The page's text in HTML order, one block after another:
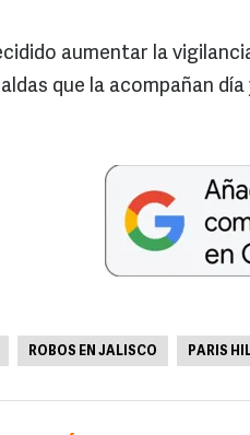
aumentar la
que la acompañan
ROBOS EN JALISCO PARIS